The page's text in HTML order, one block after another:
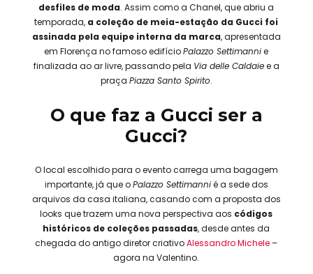
desfiles de moda. Assim como a Chanel, que abriu a
temporada, a coleção de meia-estação da Gucci foi
assinada pela equipe interna da marca, apresentada
em Florença no famoso edifícioPalazzo Settimannie
finalizada ao ar livre, passando pela Via delle Caldaiee a
praça Piazza Santo Spirito.
O que faz a Gucci ser a
Gucci?
O local escolhido para o evento carrega uma bagagem
importante, já que oPalazzo Settimannié a sede dos
arquivos da casa italiana, casando com a proposta dos
looks que trazem uma nova perspectiva aos códigos
históricos de coleções passadas, desde antes da
chegada do antigo diretor criativoAlessandro Michele –
agora na Valentino.